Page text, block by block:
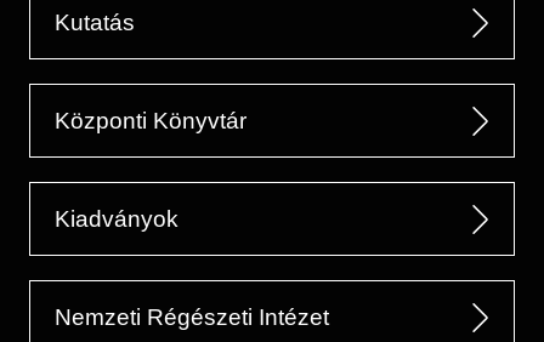
Kutatás
Központi Könyvtár
Kiadványok
Nemzeti Régészeti Intézet